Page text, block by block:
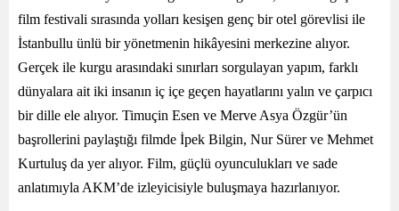
film festivali sırasında yolları kesişen genç bir otel görevlisi ile
İstanbullu ünlü bir yönetmenin hikâyesini merkezine alıyor.
Gerçek ile kurgu arasındaki sınırları sorgulayan yapım, farklı
dünyalara ait iki insanın iç içe geçen hayatlarını yalın ve çarpıcı
bir dille ele alıyor. Timuçin Esen ve Merve Asya Özgür’ün
başrollerini paylaştığı filmde İpek Bilgin, Nur Sürer ve Mehmet
Kurtuluş da yer alıyor. Film, güçlü oyunculukları ve sade
anlatımıyla AKM’de izleyicisiyle buluşmaya hazırlanıyor.